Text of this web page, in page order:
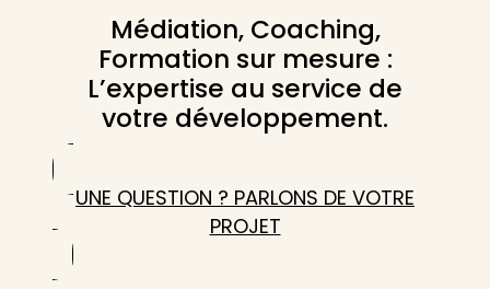
Médiation, Coaching,
Formation sur mesure :
L’expertise au service de
votre développement.
UNE QUESTION ? PARLONS DE VOTRE
PROJET